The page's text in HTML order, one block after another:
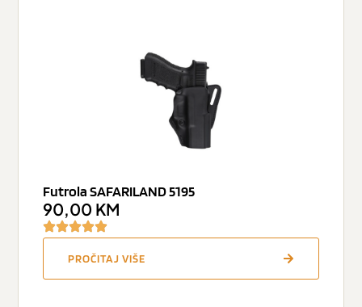
Futrola SAFARILAND 5195
90,00 KM
PROČITAJ VIŠE